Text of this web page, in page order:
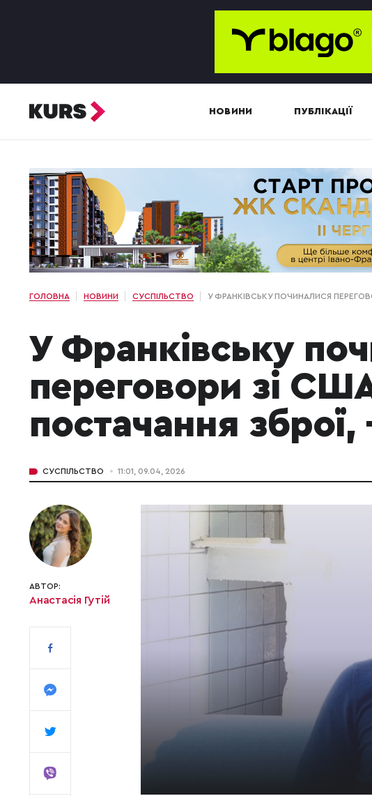
НОВИНИ ПУБЛІКАЦІЇ
ГОЛОВНА НОВИНИ СУСПІЛЬСТВО У ФРАНКІВСЬКУ ПОЧИНАЛИСЯ
У Франківську
переговори зі США
постачання зброї,
СУСПІЛЬСТВО 11:01, 09.04, 2026
АВТОР:
Анастасія Гутій